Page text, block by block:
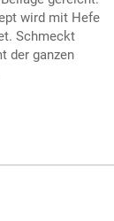
wird mit Hefe
Schmeckt
der ganzen